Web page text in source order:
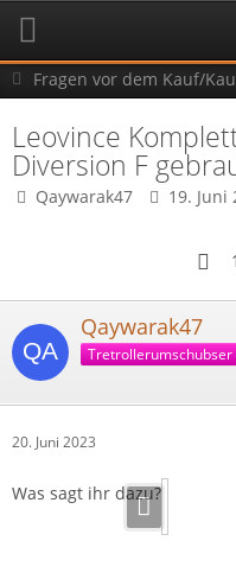
Fragen vor dem Kauf/
Leovince
Diversion F
Qaywarak47 19. Juni
1
Qaywarak47
Tretrollerumschubser
20. Juni 2023
Was sagt ihr dazu?